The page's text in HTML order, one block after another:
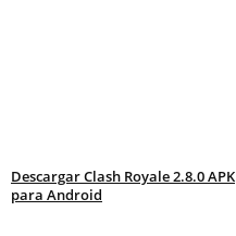
Descargar Clash Royale 2.8.0 APK
para Android